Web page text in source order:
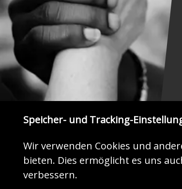
ZEIGEN SIE HERZ
Jetzt mit Ihrer Spende helfen
Speicher- und Tracking-
Wir verwenden Cookies und
bieten. Dies ermöglicht es uns
verbessern.